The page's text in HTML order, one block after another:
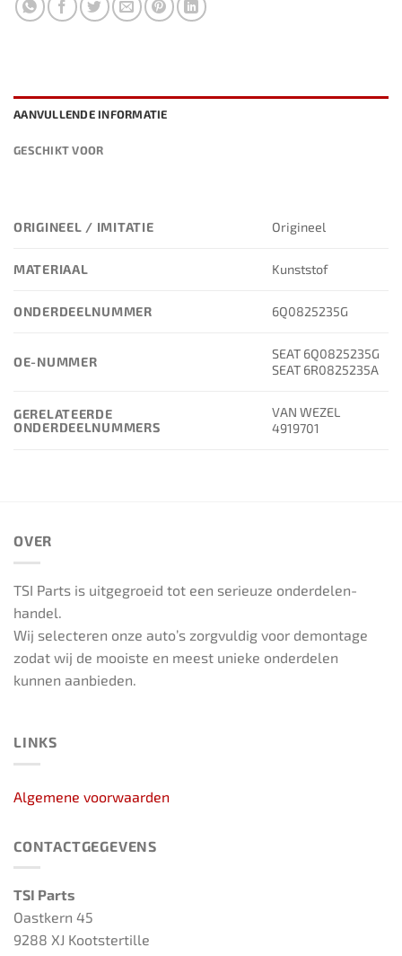
AANVULLENDE INFORMATIE
GESCHIKT VOOR
ORIGINEEL / IMITATIE Origineel
MATERIAAL Kunststof
ONDERDEELNUMMER 6Q0825235G
OE-NUMMER
SEAT 6Q0825235G
SEAT 6R0825235A
GERELATEERDE
ONDERDEELNUMMERS
VAN WEZEL
4919701
OVER
TSI Parts is uitgegroeid tot een serieuze onderdelen-
handel.
Wij selecteren onze auto’s zorgvuldig voor demontage
zodat wij de mooiste en meest unieke onderdelen
kunnen aanbieden.
LINKS
Algemene voorwaarden
CONTACTGEGEVENS
TSI Parts
Oastkern 45
9288 XJ Kootstertille